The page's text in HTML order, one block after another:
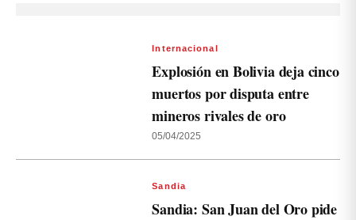
Internacional
Explosión en Bolivia deja cinco
muertos por disputa entre
mineros rivales de oro
05/04/2025
Sandia
Sandia: San Juan del Oro pide